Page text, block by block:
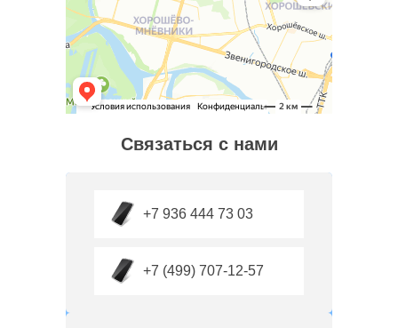
Связаться с нами
+7 936 444 73 03
+7 (499) 707-12-57